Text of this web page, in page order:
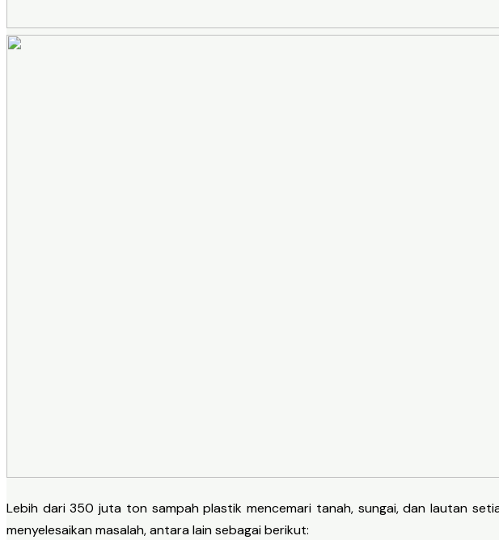
Lebih dari 350 juta ton sampah plastik mencemari tanah, sungai, dan lautan
menyelesaikan masalah, antara lain sebagai berikut: